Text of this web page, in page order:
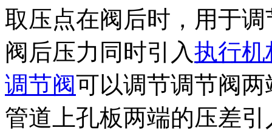
取压点在阀后时，用于
阀后压力同时引入执行机
调节阀可以调节调节阀
管道上孔板两端的压差